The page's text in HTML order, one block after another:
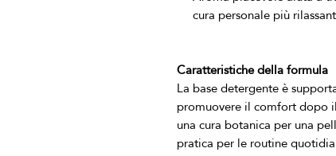
cura personale più
Caratteristiche della formula
La base detergente è
promuovere il comfort dopo
una cura botanica per una
pratica per le routine